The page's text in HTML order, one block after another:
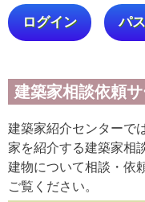
ログイン パ
建築家相談依頼
建築家紹介センターで
家を紹介する建築家相
建物について相談・依
ご覧ください。